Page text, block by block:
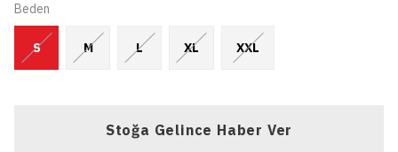
Beden
S M L XL XXL
Stoğa Gelince Haber Ver